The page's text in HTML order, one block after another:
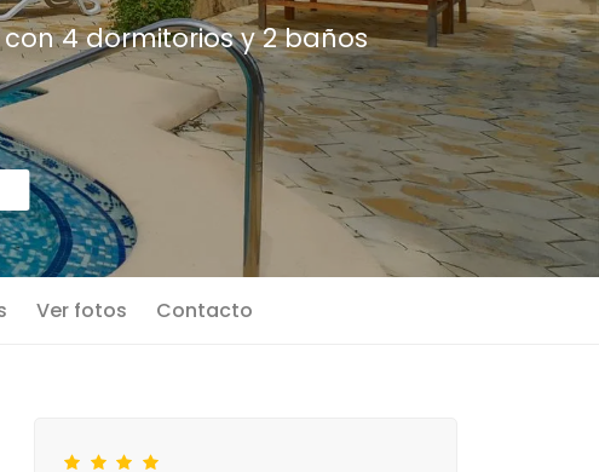
4 dormitorios y 2 baños
Ver fotos Contacto